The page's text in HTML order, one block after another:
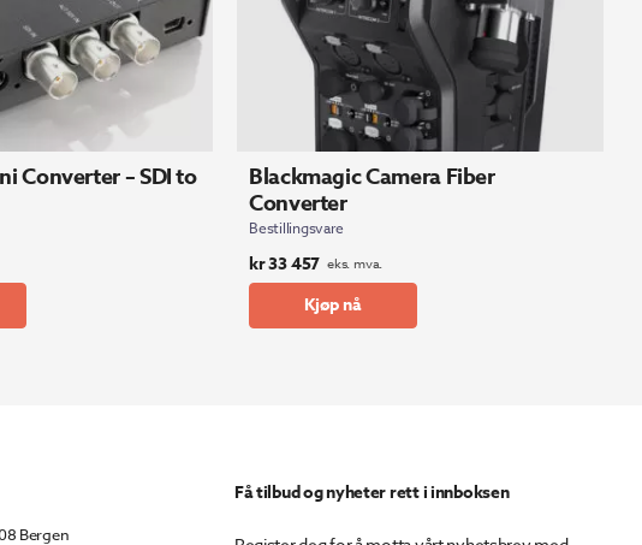
Converter – SDI to
Blackmagic Camera Fiber
Converter
Bestillingsvare
kr33 457 eks. mva.
Kjøp nå
Bergen
Få tilbud og nyheter rett i innboksen